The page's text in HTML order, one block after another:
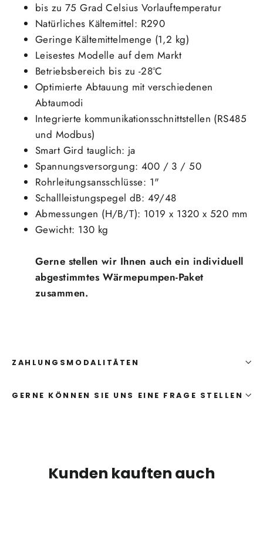
bis zu 75 Grad Celsius Vorlauftemperatur
Natürliches Kältemittel: R290
Geringe Kältemittelmenge (1,2 kg)
Leisestes Modelle auf dem Markt
Betriebsbereich bis zu -28°C
Optimierte Abtauung mit verschiedenen
Abtaumodi
Integrierte kommunikationsschnittstellen (RS485
und Modbus)
Smart Gird tauglich: ja
Spannungsversorgung: 400 / 3 / 50
Rohrleitungsansschlüsse: 1"
Schallleistungspegel dB: 49/48
Abmessungen (H/B/T): 1019 x 1320 x 520 mm
Gewicht: 130 kg
Gerne stellen wir Ihnen auch ein individuell
abgestimmtes Wärmepumpen-Paket
zusammen.
ZAHLUNGSMODALITÄTEN
GERNE KÖNNEN SIE UNS EINE FRAGE STELLEN
Kunden kauften auch